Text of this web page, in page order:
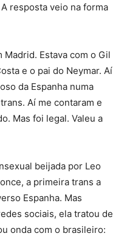
resposta veio na forma
Madrid. Estava com o Gil
e o pai do Neymar. Aí
da Espanha numa
Aí me contaram e
Mas foi legal. Valeu a
beijada por Leo
a primeira trans a
Espanha. Mas
sociais, ela tratou de
onda com o brasileiro: